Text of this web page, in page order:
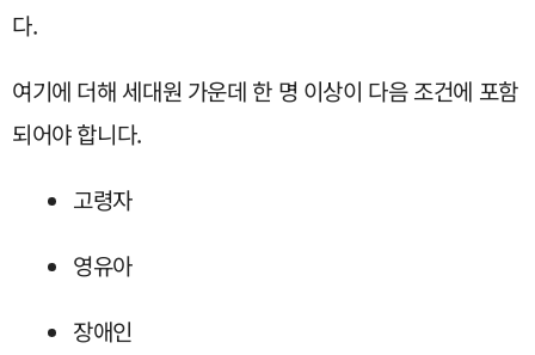
다.
여기에 더해 세대원 가운데 한 명 이상이 다음 조건에 포함
되어야 합니다.
고령자
영유아
장애인